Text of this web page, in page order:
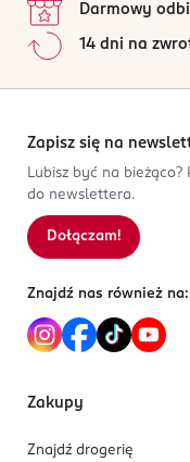
Darmowy
14 dni na
Zapisz się na
Lubisz być na bieżąco?
do newslettera.
Dołączam!
Znajdź nas również na:
Zakupy
Znajdź drogerię